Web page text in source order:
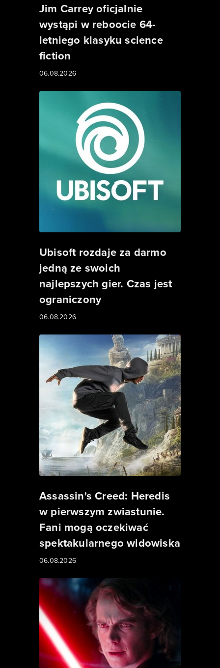
Jim Carrey oficjalnie
wystąpi w reboocie 64-
letniego klasyku science
fiction
06.08.2026
Ubisoft rozdaje za darmo
jedną ze swoich
najlepszych gier. Czas jest
ograniczony
06.08.2026
Assassin's Creed: Heredis
w pierwszym zwiastunie.
Fani mogą oczekiwać
spektakularnego widowiska
06.08.2026